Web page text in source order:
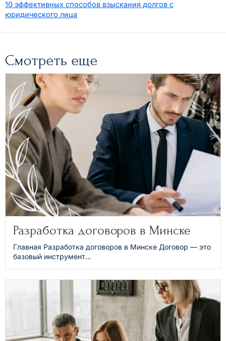
10 эффективных способов взыскания долгов с
юридического лица
Смотреть еще
Разработка договоров в Минске
Главная Разработка договоров в Минске Договор — это
базовый инструмент...